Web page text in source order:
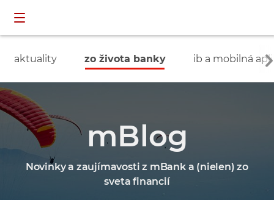
aktuality zo života banky ib a mobilná
mBlog
Novinky a zaujímavosti z mBank a (nielen) zo
sveta financií